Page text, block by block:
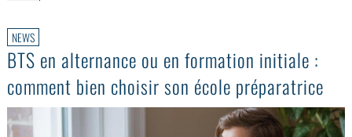
NEWS
BTS en alternance ou en formation initiale :
comment bien choisir son école préparatrice